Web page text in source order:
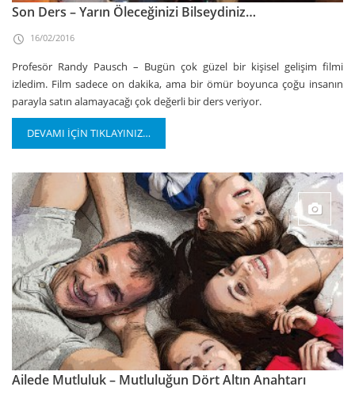
Son Ders – Yarın Öleceğinizi Bilseydiniz…
16/02/2016
Profesör Randy Pausch – Bugün çok güzel bir kişisel gelişim filmi
izledim. Film sadece on dakika, ama bir ömür boyunca çoğu insanın
parayla satın alamayacağı çok değerli bir ders veriyor.
DEVAMI İÇİN TIKLAYINIZ…
Ailede Mutluluk – Mutluluğun Dört Altın Anahtarı